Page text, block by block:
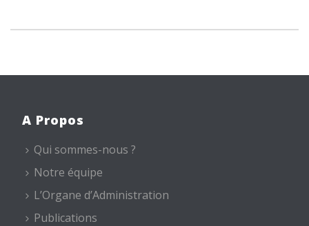
A Propos
Qui sommes-nous ?
Notre équipe
L’Organe d’Administration
Publications